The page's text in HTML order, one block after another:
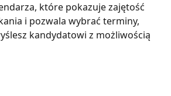
które pokazuje zajętość
i pozwala wybrać terminy,
kandydatowi z możliwością